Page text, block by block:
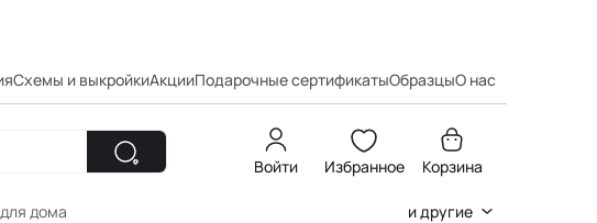
Схемы и выкройкиАкцииПодарочные сертификатыОбразцыО нас
Войти Избранное Корзина
для дома и другие